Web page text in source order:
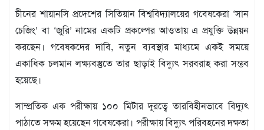
আদালত
অর্থনীতি
স্বাস্থ্য
পর্যটন
লাইফস্টাইল
ফটো
চীনের শায়ানসি প্রদেশের সিতিয়ান বিশ্ববিদ্যালয়ের গবেষকেরা ‘সান
চেজিং’ বা ‘জুরি’ নামের একটি প্রকল্পের আওতায় এ প্রযুক্তি উন্নয়ন
করছেন। গবেষকদের দাবি, নতুন ব্যবস্থার মাধ্যমে একই সময়ে
একাধিক চলমান লক্ষ্যবস্তুতে তার ছাড়াই বিদ্যুৎ সরবরাহ করা সম্ভব
হয়েছে।
সাম্প্রতিক এক পরীক্ষায় ১০০ মিটার দূরত্বে তারবিহীনভাবে বিদ্যুৎ
পাঠাতে সক্ষম হয়েছেন গবেষকেরা। পরীক্ষায় বিদ্যুৎ পরিবহনের দক্ষতা